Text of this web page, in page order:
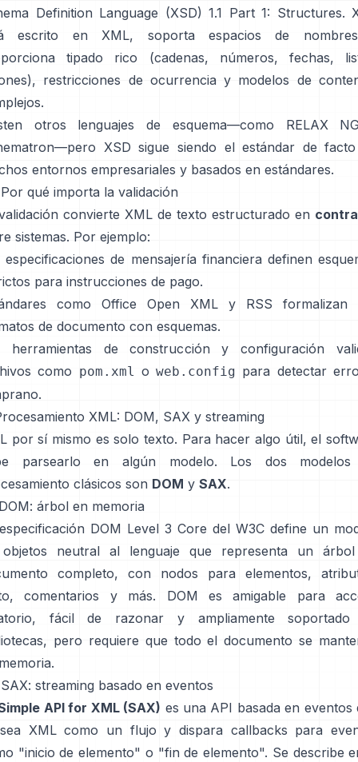
Definition Language (XSD) 1.1 Part 1: Structures.
escrito en XML, soporta espacios de
tipado rico (cadenas, números, fechas,
restricciones de ocurrencia y modelos de
otros lenguajes de esquema—como RELAX
XSD sigue siendo el estándar de
entornos empresariales y basados en estándares.
qué importa la validación
convierte XML de texto estructurado en
sistemas. Por ejemplo:
especificaciones de mensajería financiera definen
para instrucciones de pago.
como Office Open XML y RSS formalizan
de documento con esquemas.
herramientas de construcción y configuración
como pom.xml oweb.config para detectar
XML: DOM, SAX y streaming
por sí mismo es solo texto. Para hacer algo útil, el
parsearlo en algún modelo. Los dos
clásicos son DOM y SAX.
árbol en memoria
especificación DOM Level 3 Core del W3C define un
neutral al lenguaje que representa un
completo, con nodos para elementos,
comentarios y más. DOM es amigable para
fácil de razonar y ampliamente
pero requiere que todo el documento se
streaming basado en eventos
API for XML (SAX) es una API basada en eventos
XML como un flujo y dispara callbacks para
"inicio de elemento" o "fin de elemento". Se describe